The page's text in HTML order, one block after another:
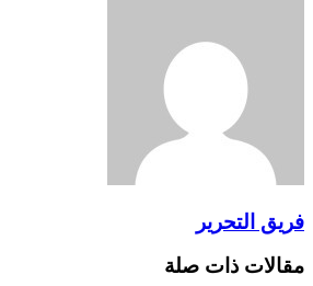
فريق التحرير
مقالات ذات صلة